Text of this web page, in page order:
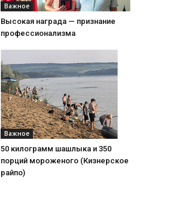
Важное
Высокая награда — признание
профессионализма
Важное
50 килограмм шашлыка и 350
порций мороженого (Кизнерское
райпо)